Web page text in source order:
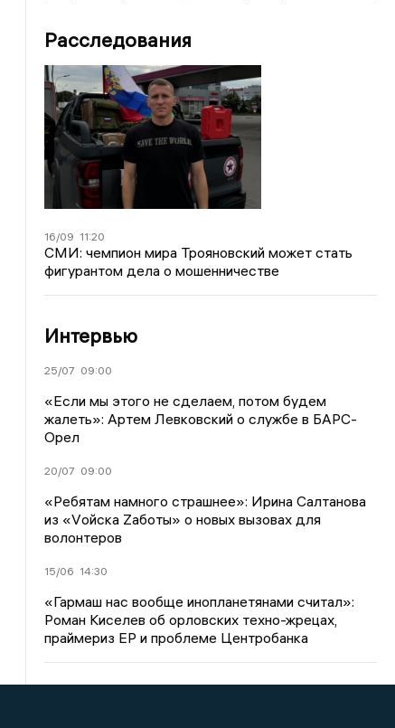
Расследования
16/09 11:20
СМИ: чемпион мира Трояновский может стать
фигурантом дела о мошенничестве
Интервью
25/07 09:00
«Если мы этого не сделаем, потом будем
жалеть»: Артем Левковский о службе в БАРС-
Орел
20/07 09:00
«Ребятам намного страшнее»: Ирина Салтанова
из «Vойска Zаботы» о новых вызовах для
волонтеров
15/06 14:30
«Гармаш нас вообще инопланетянами считал»:
Роман Киселев об орловских техно-жрецах,
праймериз ЕР и проблеме Центробанка